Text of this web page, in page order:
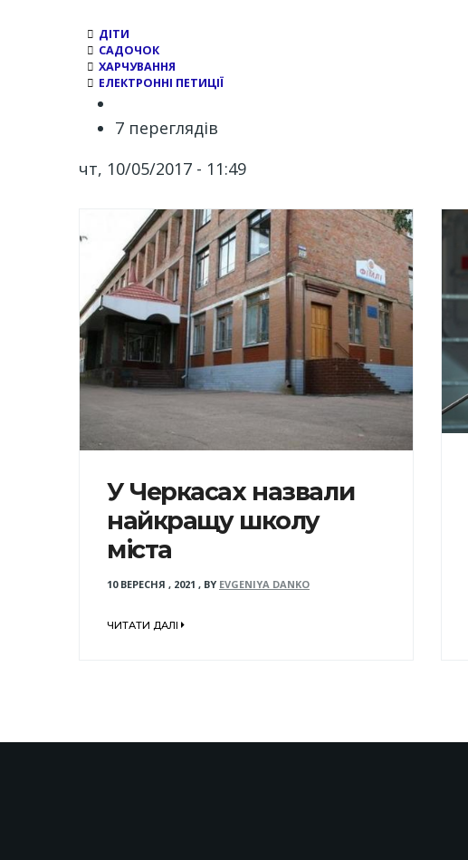
ДІТИ
САДОЧОК
ХАРЧУВАННЯ
ЕЛЕКТРОННІ ПЕТИЦІЇ
7 переглядів
чт, 10/05/2017 - 11:49
У Черкасах назвали
найкращу школу
міста
10 ВЕРЕСНЯ , 2021 , BY EVGENIYA DANKO
ЧИТАТИ ДАЛІ